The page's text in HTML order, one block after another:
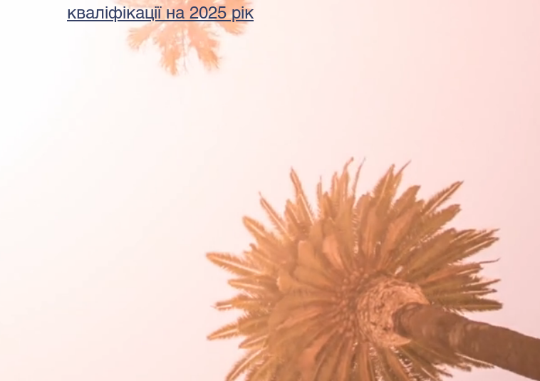
кваліфікації на 2025 рік